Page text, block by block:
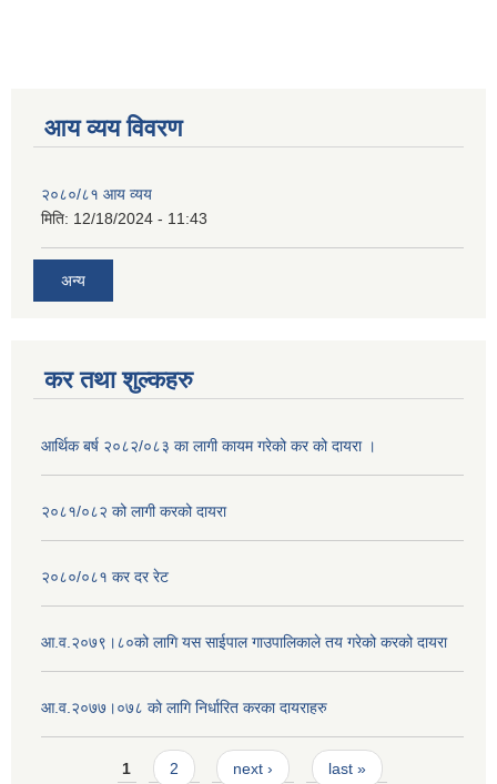
आय व्यय विवरण
२०८०/८१ आय व्यय
मिति: 12/18/2024 - 11:43
अन्य
कर तथा शुल्कहरु
आर्थिक बर्ष २०८२/०८३ का लागी कायम गरेको कर को दायरा ।
२०८१/०८२ को लागी करको दायरा
२०८०/०८१ कर दर रेट
आ.व.२०७९।८०को लागि यस साईपाल गाउपालिकाले तय गरेको करको दायरा
आ‍.व.२०७७।०७८ काे लागि निर्धारित करका दायराहरु
Pages1 2 next › last »